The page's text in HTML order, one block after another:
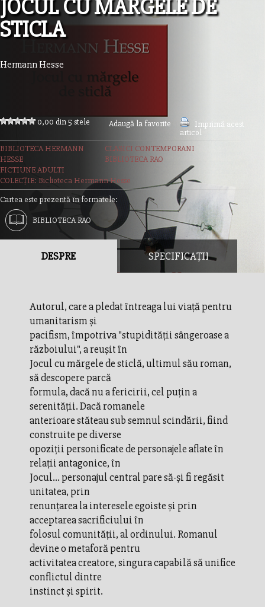
JOCUL CU MARGELE DE
STICLA
Hermann Hesse
0,00 din 5 stele Adaugă la favorite
Imprimă acest
articol
BIBLIOTECA HERMANN
HESSE
CLASICI CONTEMPORANI
BIBLIOTECA RAO
FICTIUNE ADULTI
COLECȚIE: Biclioteca Hermann Hesse
Cartea este prezentă în formatele:
BIBLIOTECA RAO
DESPRE SPECIFICAȚII
Autorul, care a pledat întreaga lui viaţă pentru
umanitarism şi
pacifism, împotriva "stupidităţii sângeroase a
războiului", a reuşit în
Jocul cu mărgele de sticlă, ultimul său roman,
să descopere parcă
formula, dacă nu a fericirii, cel puţin a
serenităţii. Dacă romanele
anterioare stăteau sub semnul scindării, fiind
construite pe diverse
opoziţii personificate de personajele aflate în
relaţii antagonice, în
Jocul... personajul central pare să-şi fi regăsit
unitatea, prin
renunţarea la interesele egoiste şi prin
acceptarea sacrificiului în
folosul comunităţii, al ordinului. Romanul
devine o metaforă pentru
activitatea creatore, singura capabilă să unifice
conflictul dintre
instinct şi spirit.